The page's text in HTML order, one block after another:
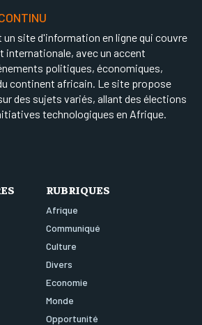
site d'information en ligne qui couvre
internationale, avec un accent
politiques, économiques,
continent africain. Le site propose
des sujets variés, allant des élections
technologiques en Afrique.
RUBRIQUES
Afrique
Communiqué
Culture
Divers
Economie
Monde
Opportunité